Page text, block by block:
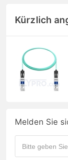
Kürzlich
Melden Sie